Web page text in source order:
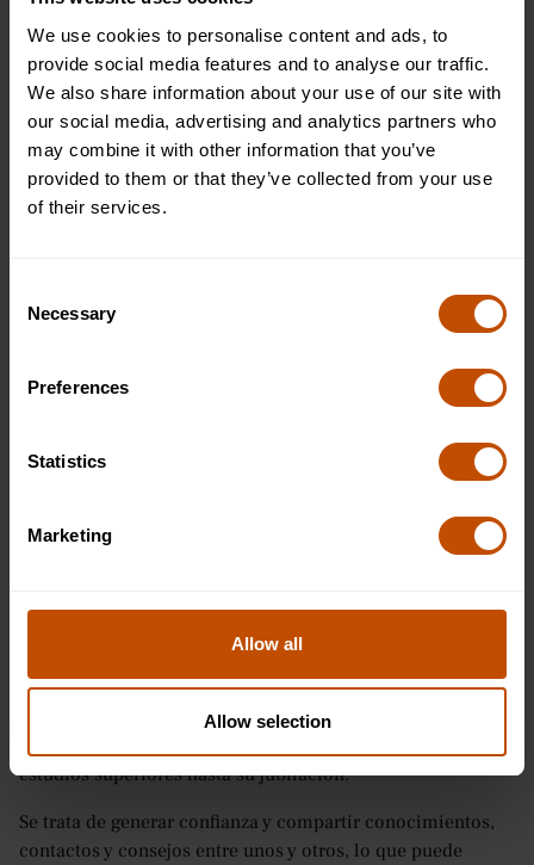
We use cookies to personalise content and ads, to
provide social media features and to analyse our traffic.
We also share information about your use of our site with
our social media, advertising and analytics partners who
may combine it with other information that you’ve
provided to them or that they’ve collected from your use
of their services.
Selection
Necessary
Preferences
Statistics
Marketing
Allow all
Allow selection
laboral en constante cambio. Conocerás y crearás una red
de compañeros internacionales, muchos de los cuales
permanecerán en tu vida y te influirán en los próximos
años. Te abrirán la mente sobre cómo la globalización ha
afectado a sus países, lo que te brindará una mayor ventaja
a la hora de empezar en un lugar de trabajo internacional.
Para los estudiantes de entre 16 y 24 años, construir una
las principales razones para estudiar en el extranjero.La
creación de redes es una parte vital del crecimiento de un
estudiante
estudios superiores hasta su jubilación.
Se trata de generar confianza y compartir conocimientos,
contactos y consejos entre unos y otros, lo que puede